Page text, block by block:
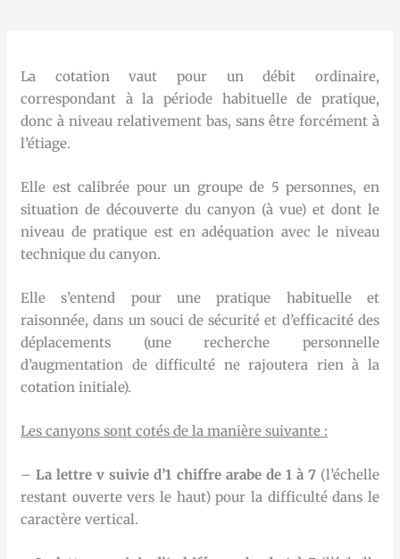
La cotation vaut pour un débit ordinaire,
correspondant à la période habituelle de pratique,
donc à niveau relativement bas, sans être forcément à
l’étiage.
Elle est calibrée pour un groupe de 5 personnes, en
situation de découverte du canyon (à vue) et dont le
niveau de pratique est en adéquation avec le niveau
technique du canyon.
Elle s’entend pour une pratique habituelle et
raisonnée, dans un souci de sécurité et d’efficacité des
déplacements (une recherche personnelle
d’augmentation de difficulté ne rajoutera rien à la
cotation initiale).
Les canyons sont cotés de la manière suivante :
–La lettre v suivie d’1 chiffre arabe de 1 à 7(l’échelle
restant ouverte vers le haut) pour la difficulté dans le
caractère vertical.